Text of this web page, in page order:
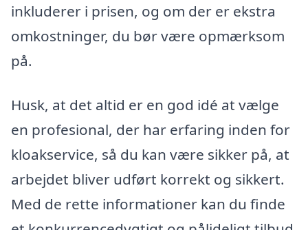
inkluderer i prisen, og om der er ekstra
omkostninger, du bør være opmærksom
på.
Husk, at det altid er en god idé at vælge
en profesional, der har erfaring inden for
kloakservice, så du kan være sikker på, at
arbejdet bliver udført korrekt og sikkert.
Med de rette informationer kan du finde